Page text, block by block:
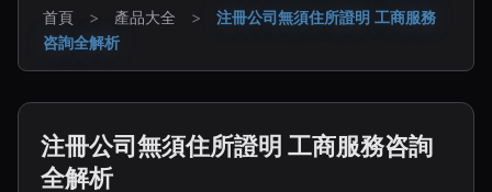
首頁 > 產品大全 >
注冊公司無須住所證明 工商服務
咨詢全解析
注冊公司無須住所證明 工商服務咨詢
全解析